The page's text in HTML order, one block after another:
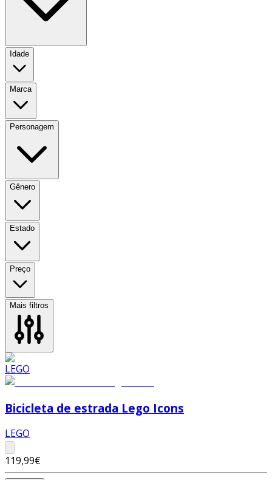
Idade
Marca
Personagem
Gênero
Estado
Preço
Mais filtros
Bicicleta de estrada Lego Icons
LEGO
119,99€